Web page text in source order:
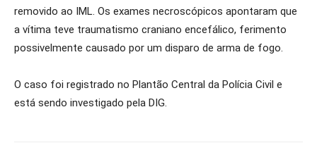
removido ao IML. Os exames necroscópicos apontaram que
a vítima teve traumatismo craniano encefálico, ferimento
possivelmente causado por um disparo de arma de fogo.
O caso foi registrado no Plantão Central da Polícia Civil e
está sendo investigado pela DIG.